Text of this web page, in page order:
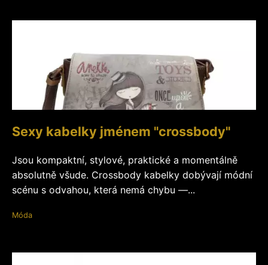
Sexy kabelky jménem "crossbody"
Jsou kompaktní, stylové, praktické a momentálně
absolutně všude. Crossbody kabelky dobývají módní
scénu s odvahou, která nemá chybu —...
Móda